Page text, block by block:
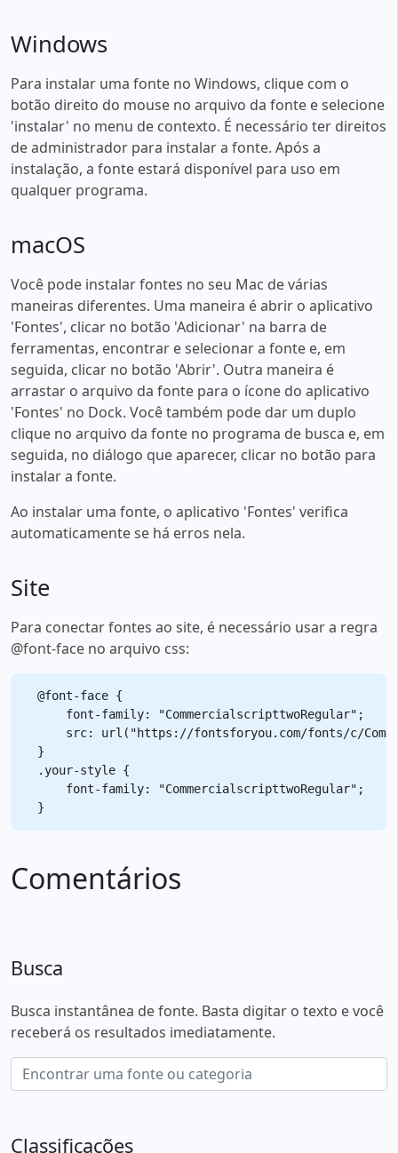
Windows
Para instalar uma fonte no Windows, clique com o
botão direito do mouse no arquivo da fonte e selecione
'instalar' no menu de contexto. É necessário ter direitos
de administrador para instalar a fonte. Após a
instalação, a fonte estará disponível para uso em
qualquer programa.
macOS
Você pode instalar fontes no seu Mac de várias
maneiras diferentes. Uma maneira é abrir o aplicativo
'Fontes', clicar no botão 'Adicionar' na barra de
ferramentas, encontrar e selecionar a fonte e, em
seguida, clicar no botão 'Abrir'. Outra maneira é
arrastar o arquivo da fonte para o ícone do aplicativo
'Fontes' no Dock. Você também pode dar um duplo
clique no arquivo da fonte no programa de busca e, em
seguida, no diálogo que aparecer, clicar no botão para
instalar a fonte.
Ao instalar uma fonte, o aplicativo 'Fontes' verifica
automaticamente se há erros nela.
Site
Para conectar fontes ao site, é necessário usar a regra
@font-face no arquivo css:
@font-face {
    font-family: "CommercialscripttwoRegular";
src: url("https://fontsforyou.com/fonts/c/
}
.your-style {
    font-family: "CommercialscripttwoRegular";
Comentários
Busca
Busca instantânea de fonte. Basta digitar o texto e você
receberá os resultados imediatamente.
Classificações